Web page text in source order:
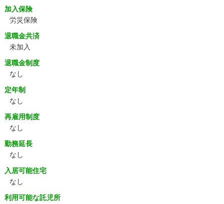
加入保険
労災保険
退職金共済
未加入
退職金制度
なし
定年制
なし
再雇用制度
なし
勤務延長
なし
入居可能住宅
なし
利用可能な託児所